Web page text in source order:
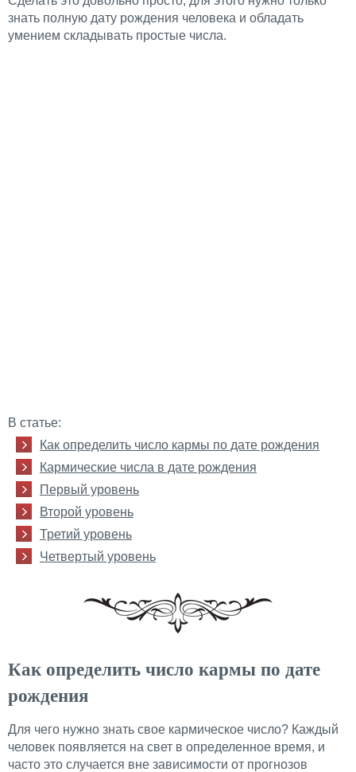
знать полную дату рождения человека и обладать
умением складывать простые числа.
В статье:
Как определить число кармы по дате рождения
Кармические числа в дате рождения
Первый уровень
Второй уровень
Третий уровень
Четвертый уровень
Как определить число кармы по дате
рождения
Для чего нужно знать свое кармическое число? Каждый
человек появляется на свет в определенное время, и
часто это случается вне зависимости от прогнозов